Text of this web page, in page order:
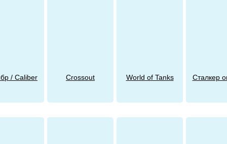
/ Caliber Crossout World of Tanks Сталкер